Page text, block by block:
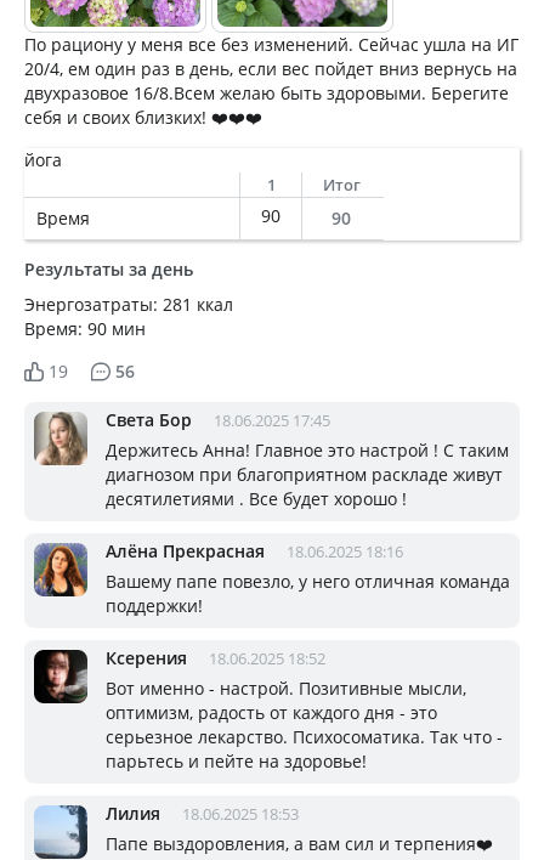
По рациону у меня все без изменений. Сейчас ушла на ИГ
20/4, ем один раз в день, если вес пойдет вниз вернусь на
двухразовое 16/8.Всем желаю быть здоровыми. Берегите
себя и своих близких! ❤️❤️❤️
йога
1 Итог
Время 90 90
Результаты за день
Энергозатраты: 281 ккал
Время: 90 мин
19
56
Света Бор 18.06.2025 17:45
Держитесь Анна! Главное это настрой ! С таким
диагнозом при благоприятном раскладе живут
десятилетиями . Все будет хорошо !
Алёна Прекрасная 18.06.2025 18:16
Вашему папе повезло, у него отличная команда
поддержки!
Ксерения 18.06.2025 18:52
Вот именно - настрой. Позитивные мысли,
оптимизм, радость от каждого дня - это
серьезное лекарство. Психосоматика. Так что -
парьтесь и пейте на здоровье!
Лилия 18.06.2025 18:53
Папе выздоровления, а вам сил и терпения❤️